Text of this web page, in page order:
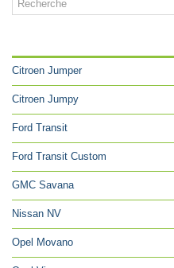
Citroen Jumper
Citroen Jumpy
Ford Transit
Ford Transit Custom
GMC Savana
Nissan NV
Opel Movano